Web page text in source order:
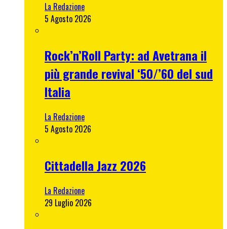
La Redazione
5 Agosto 2026
Rock’n’Roll Party: ad Avetrana il
più grande revival ‘50/’60 del sud
Italia
La Redazione
5 Agosto 2026
Cittadella Jazz 2026
La Redazione
29 Luglio 2026